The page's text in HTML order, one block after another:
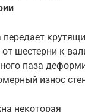
шестерни к
паза
износ
некоторая